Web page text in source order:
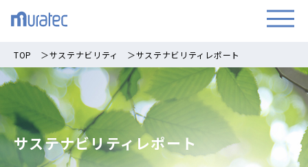
TOP ＞サステナビリティ ＞サステナビリティレポート
サステナビリティレポート